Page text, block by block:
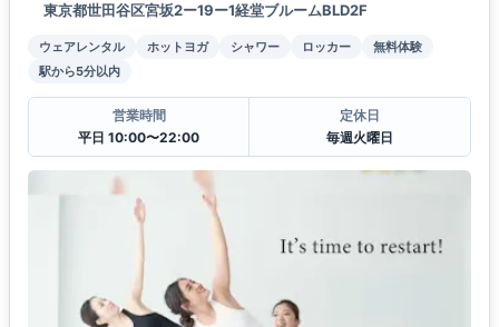
東京都世田谷区宮坂2ー19ー1経堂ブルームBLD2F
ウェアレンタル ホットヨガ シャワー ロッカー
無料体験
駅から5分以内
営業時間
平日 10:00〜22:00
定休日
毎週火曜日